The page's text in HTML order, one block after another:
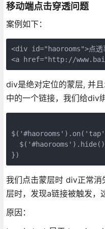
移动端点击穿透问题
案例如下：
<div id="haorooms">点透
<a href="http://
div是绝对定位的蒙层, 并
中的一个链接，我们给div
  $('#haorooms').hide()
})
我们点击蒙层时 div正常消
层时，发现a链接被触发，
原因：